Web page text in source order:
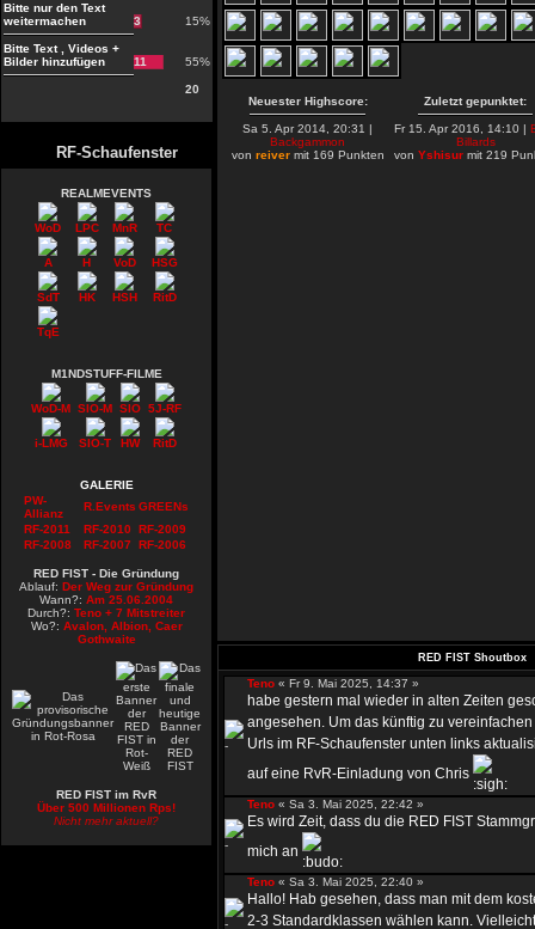
Bitte nur den Text
weitermachen
3 15%
Bitte Text , Videos +
Bilder hinzufügen
11 55%
20
RF-Schaufenster
REALMEVENTS
WoD LPC MnR TC
A H VoD HSG
SdT HK HSH RitD
TqE
M1NDSTUFF-FILME
WoD-M SIO-M SIO 5J-RF
i-LMG SIO-T HW RitD
GALERIE
PW-
Allianz
R.Events GREENs
RF-2011
RF-2010 RF-2009
RF-2008
RF-2007 RF-2006
RED FIST - Die Gründung
Ablauf: Der Weg zur Gründung
Wann?: Am 25.06.2004
Durch?: Teno + 7 Mitstreiter
Wo?: Avalon, Albion, Caer
Gothwaite
RED FIST im RvR
Über 500 Millionen Rps!
Nicht mehr aktuell?
Neuester Highscore:
Sa 5. Apr 2014, 20:31 |
Backgammon
von reivermit 169 Punkten
Zuletzt gepunktet:
Fr 15. Apr 2016, 14:10 |
Billards
von Yshisurmit 219
RED FIST Shoutbox
Teno « Fr 9. Mai 2025, 14:37 »
habe gestern mal wieder in alten Zeiten
angesehen. Um das künftig zu
Urls im RF-Schaufenster unten links
auf eine RvR-Einladung von Chris
Teno « Sa 3. Mai 2025, 22:42 »
Es wird Zeit, dass du die RED FIST
mich an
Teno « Sa 3. Mai 2025, 22:40 »
Hallo! Hab gesehen, dass man mit dem
2-3 Standardklassen wählen kann.